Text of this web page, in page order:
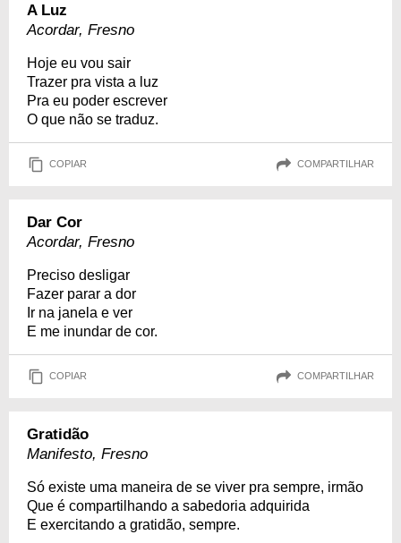
A Luz
Acordar, Fresno
Hoje eu vou sair
Trazer pra vista a luz
Pra eu poder escrever
O que não se traduz.
COPIAR COMPARTILHAR
Dar Cor
Acordar, Fresno
Preciso desligar
Fazer parar a dor
Ir na janela e ver
E me inundar de cor.
COPIAR COMPARTILHAR
Gratidão
Manifesto, Fresno
Só existe uma maneira de se viver pra sempre, irmão
Que é compartilhando a sabedoria adquirida
E exercitando a gratidão, sempre.